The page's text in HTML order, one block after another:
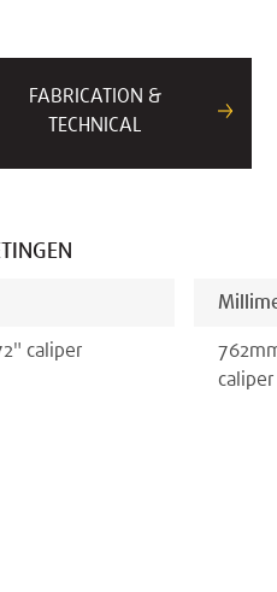
FABRICATION &
TECHNICAL
" caliper 762
caliper